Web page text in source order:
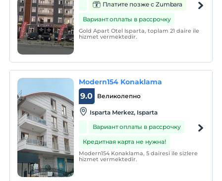
Платите позже с Zumbara
Вариант оплаты в рассрочку
Gold Apart Otel Isparta, toplam 21 daire ile
hizmet vermektedir.
Modern154 Konaklama
Великолепно
9.0
Isparta Merkez, Isparta
Вариант оплаты в рассрочку
Кредитная карта не нужна!
Modern154 Konaklama, 5 dairesi ile sizlere
hizmet vermektedir.